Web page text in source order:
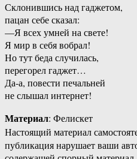
Склонившись над гаджетом,
пацан себе сказал:
—Я всех умней на свете!
Я мир в себя вобрал!
Но тут беда случилась,
перегорел гаджет…
Да-а, повести печальней
не слышал интернет!
Материал: Фелискет
Настоящий материал
публикация нарушает ваши